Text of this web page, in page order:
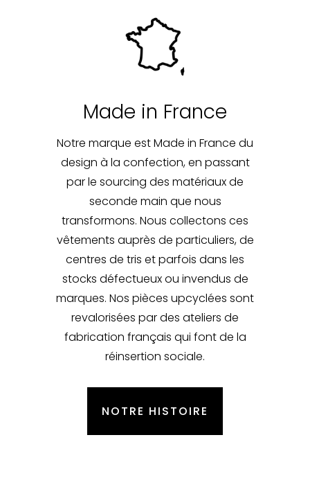
Made in France
Notre marque est Made in France du
design à la confection, en passant
par le sourcing des matériaux de
seconde main que nous
transformons. Nous collectons ces
vêtements auprès de particuliers, de
centres de tris et parfois dans les
stocks défectueux ou invendus de
marques. Nos pièces upcyclées sont
revalorisées par des ateliers de
fabrication français qui font de la
réinsertion sociale.
NOTRE HISTOIRE